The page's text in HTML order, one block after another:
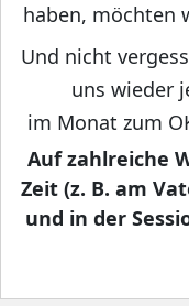
haben, möchten
Und nicht
uns wieder
im Monat zum
Auf zahlreiche
Zeit (z. B. am
und in der